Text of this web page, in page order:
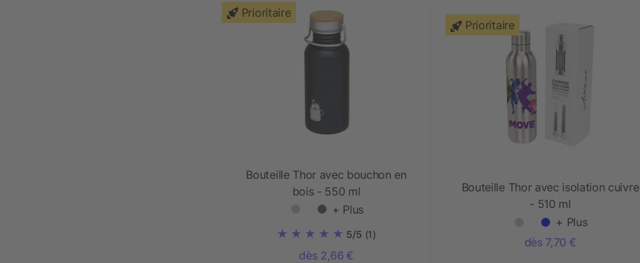
Prioritaire
Bouteille Thor avec bouchon en
bois - 550 ml
+ Plus
5/5 (1)
dès 2,66 €
Prioritaire
Bouteille Thor avec isolation cuivre
- 510 ml
+ Plus
dès 7,70 €